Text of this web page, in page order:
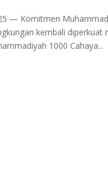
— Komitmen
kembali
1000 Cahaya...